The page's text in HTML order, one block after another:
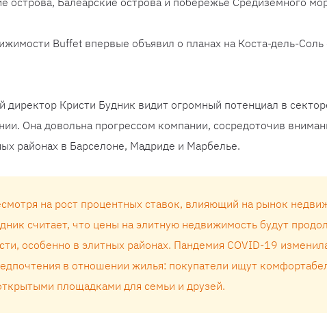
Buffet впервые объявил о планах на Коста-дель-Соль
директор Кристи Будник видит огромный потенциал в
Она довольна прогрессом компании, сосредоточив
районах в Барселоне, Мадриде и Марбелье.
на рост процентных ставок, влияющий на рынок
считает, что цены на элитную недвижимость будут
особенно в элитных районах. Пандемия COVID-19
в отношении жилья: покупатели ищут
площадками для семьи и друзей.